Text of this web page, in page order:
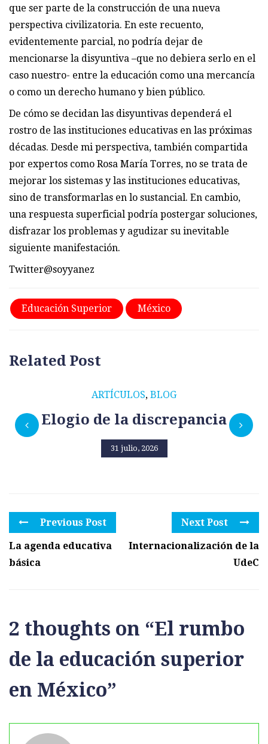
que ser parte de la construcción de una nueva
perspectiva civilizatoria. En este recuento,
evidentemente parcial, no podría dejar de
mencionarse la disyuntiva –que no debiera serlo en el
caso nuestro- entre la educación como una mercancía
o como un derecho humano y bien público.
De cómo se decidan las disyuntivas dependerá el
rostro de las instituciones educativas en las próximas
décadas. Desde mi perspectiva, también compartida
por expertos como Rosa María Torres, no se trata de
mejorar los sistemas y las instituciones educativas,
sino de transformarlas en lo sustancial. En cambio,
una respuesta superficial podría postergar soluciones,
disfrazar los problemas y agudizar su inevitable
siguiente manifestación.
Twitter@soyyanez
Educación Superior México
Related Post
ARTÍCULOS, BLOG
Elogio de la discrepancia
31 julio, 2026
Previous Post
La agenda educativa
básica
Next Post
Internacionalización de la
UdeC
2 thoughts on “El rumbo
de la educación superior
en México”